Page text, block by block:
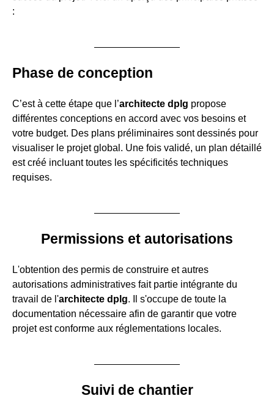
:
Phase de conception
C’est à cette étape que l’architecte dplg propose
différentes conceptions en accord avec vos besoins et
votre budget. Des plans préliminaires sont dessinés pour
visualiser le projet global. Une fois validé, un plan détaillé
est créé incluant toutes les spécificités techniques
requises.
Permissions et autorisations
L'obtention des permis de construire et autres
autorisations administratives fait partie intégrante du
travail de l'architecte dplg. Il s'occupe de toute la
documentation nécessaire afin de garantir que votre
projet est conforme aux réglementations locales.
Suivi de chantier